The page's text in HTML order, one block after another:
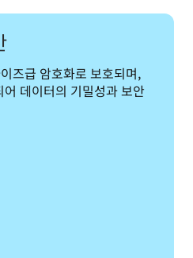
즈급 암호화로 보호되며,
데이터의 기밀성과 보안